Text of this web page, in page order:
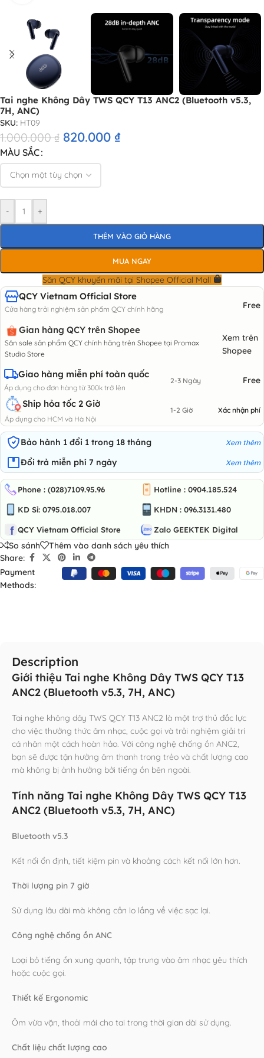
Tai nghe Không Dây TWS QCY T13 ANC2 (Bluetooth v5.3,
7H, ANC)
SKU: HT09
1.000.000₫ 820.000 ₫
MÀU SẮC
- +
THÊM VÀO GIỎ HÀNG
MUA NGAY
Săn QCY khuyến mãi tại Shopee Official Mall
QCY Vietnam Official Store
Cửa hàng trải nghiệm sản phẩm QCY chính hãng Free
Gian hàng QCY trên Shopee
Săn sale sản phẩm QCY chính hãng trên Shopee tại Promax
Studio Store
Xem trên
Shopee
Giao hàng miễn phí toàn quốc
Áp dụng cho đơn hàng từ 300k trở lên
2-3 Ngày Free
Ship hỏa tốc 2 Giờ
Áp dụng cho HCM và Hà Nội
1-2 Giờ Xác nhận phí
Bảo hành 1 đổi 1 trong 18 tháng Xem thêm
Đổi trả miễn phí 7 ngày Xem thêm
Phone : (028)7109.95.96 Hotline : 0904.185.524
KD Sỉ: 0795.018.007 KHDN : 096.3131.480
QCY Vietnam Official Store Zalo GEEKTEK Digital
So sánh
Thêm vào danh sách yêu thích
Share:
Payment
Methods:
Description
Giới thiệu Tai nghe Không Dây TWS QCY T13
ANC2 (Bluetooth v5.3, 7H, ANC)
Tai nghe không dây TWS QCY T13 ANC2 là một trợ thủ đắc lực
cho việc thưởng thức âm nhạc, cuộc gọi và trải nghiệm giải trí
cá nhân một cách hoàn hảo. Với công nghệ chống ồn ANC2,
bạn sẽ được tận hưởng âm thanh trong trẻo và chất lượng cao
mà không bị ảnh hưởng bởi tiếng ồn bên ngoài.
Tính năng Tai nghe Không Dây TWS QCY T13
ANC2 (Bluetooth v5.3, 7H, ANC)
Bluetooth v5.3
Kết nối ổn định, tiết kiệm pin và khoảng cách kết nối lớn hơn.
Thời lượng pin 7 giờ
Sử dụng lâu dài mà không cần lo lắng về việc sạc lại.
Công nghệ chống ồn ANC
Loại bỏ tiếng ồn xung quanh, tập trung vào âm nhạc yêu thích
hoặc cuộc gọi.
Thiết kế Ergonomic
Ôm vừa vặn, thoải mái cho tai trong thời gian dài sử dụng.
Chất liệu chất lượng cao